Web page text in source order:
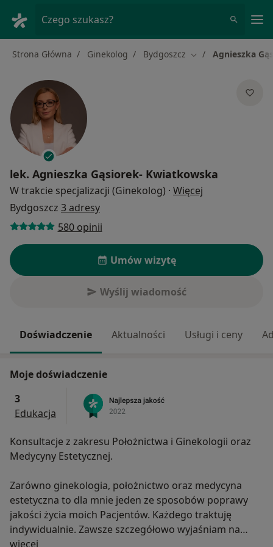
Czego szukasz?
Strona Główna Ginekolog Bydgoszcz Zmień miasto
Agnieszka
lek. Agnieszka Gąsiorek- Kwiatkowska
W trakcie specjalizacji (Ginekolog) · Więcej
Bydgoszcz 3 adresy
580 opinii
Umów wizytę
Wyślij wiadomość
Doświadczenie Aktualności Usługi i ceny
Moje doświadczenie
3
Edukacja
Konsultacje z zakresu Położnictwa i Ginekologii oraz
Medycyny Estetycznej.
Zarówno ginekologia, położnictwo oraz medycyna
estetyczna to dla mnie jeden ze sposobów poprawy
jakości życia moich Pacjentów. Każdego traktuję
indywidualnie. Zawsze szczegółowo wyjaśniam na
czym polegają zabiegi i doradzam w wyborze
więcej